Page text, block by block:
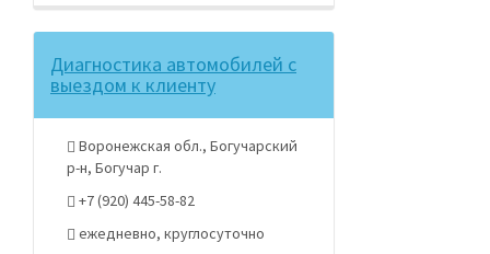
Диагностика автомобилей с
выездом к клиенту
Воронежская обл., Богучарский
р-н, Богучар г.
+7 (920) 445-58-82
ежедневно, круглосуточно